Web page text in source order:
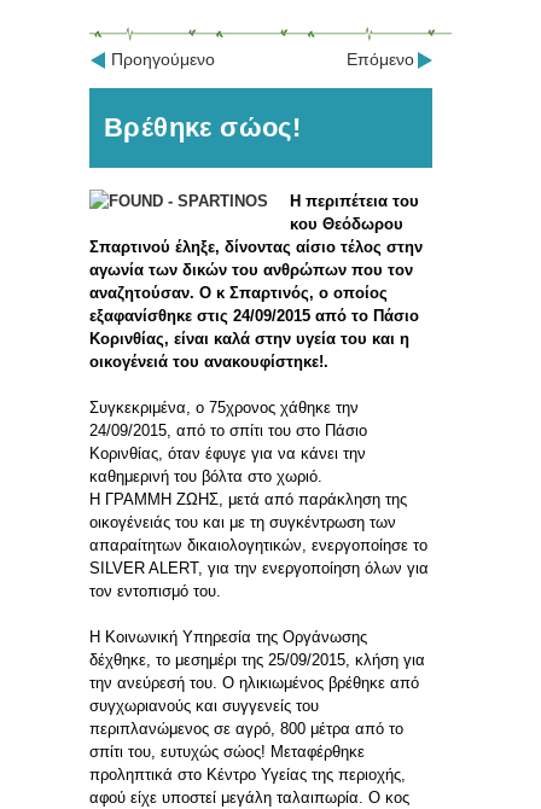
Προηγούμενο Επόμενο
Βρέθηκε σώος!
Η περιπέτεια του
κου Θεόδωρου
Σπαρτινού έληξε, δίνοντας αίσιο τέλος στην
αγωνία των δικών του ανθρώπων που τον
αναζητούσαν. Ο κ Σπαρτινός, ο οποίος
εξαφανίσθηκε στις 24/09/2015 από το Πάσιο
Κορινθίας, είναι καλά στην υγεία του και η
οικογένειά του ανακουφίστηκε!.
Συγκεκριμένα, ο 75χρονος χάθηκε την
24/09/2015, από το σπίτι του στο Πάσιο
Κορινθίας, όταν έφυγε για να κάνει την
καθημερινή του βόλτα στο χωριό.
Η ΓΡΑΜΜΗ ΖΩΗΣ, μετά από παράκληση της
οικογένειάς του και με τη συγκέντρωση των
απαραίτητων δικαιολογητικών, ενεργοποίησε το
SILVER ALERT, για την ενεργοποίηση όλων για
τον εντοπισμό του.
Η Κοινωνική Υπηρεσία της Οργάνωσης
δέχθηκε, το μεσημέρι της 25/09/2015, κλήση για
την ανεύρεσή του. Ο ηλικιωμένος βρέθηκε από
συγχωριανούς και συγγενείς του
περιπλανώμενος σε αγρό, 800 μέτρα από το
σπίτι του, ευτυχώς σώος! Μεταφέρθηκε
προληπτικά στο Κέντρο Υγείας της περιοχής,
αφού είχε υποστεί μεγάλη ταλαιπωρία. Ο κος